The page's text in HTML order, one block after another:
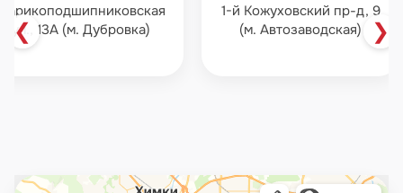
❮13А (м. Дубровка)
1-й Кожуховский пр-д, 9
(м. Автозаводская)
❯